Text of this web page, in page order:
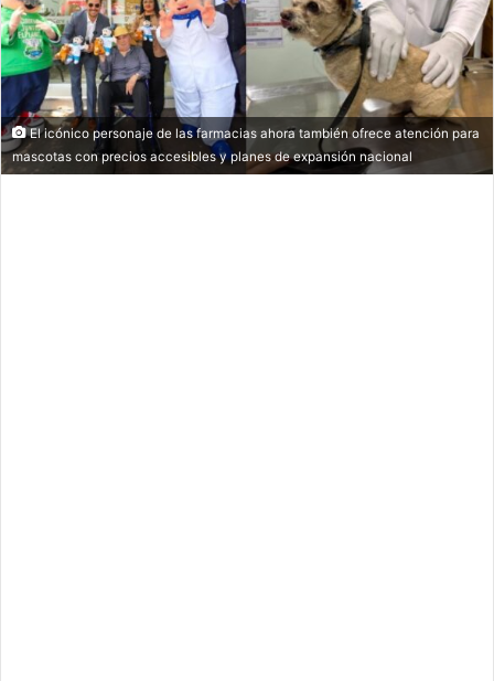
El icónico personaje de las farmacias ahora también ofrece atención para
mascotas con precios accesibles y planes de expansión nacional